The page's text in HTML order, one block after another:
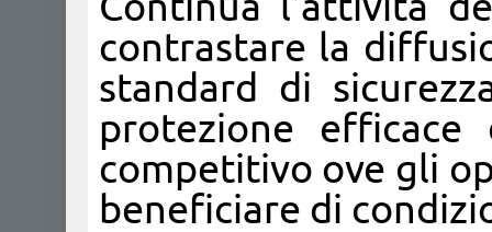
contrastare la
standard di
protezione
competitivo ove gli
beneficiare di